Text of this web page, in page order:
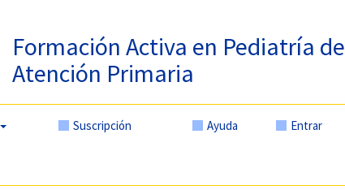
Formación Activa en Pediatría de
Atención Primaria
Suscripción Ayuda Entrar